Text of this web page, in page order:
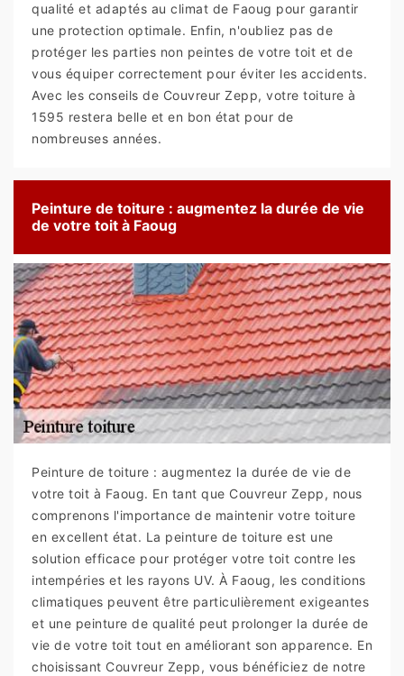
qualité et adaptés au climat de Faoug pour garantir
une protection optimale. Enfin, n'oubliez pas de
protéger les parties non peintes de votre toit et de
vous équiper correctement pour éviter les accidents.
Avec les conseils de Couvreur Zepp, votre toiture à
1595 restera belle et en bon état pour de
nombreuses années.
Peinture de toiture : augmentez la durée de vie
de votre toit à Faoug
Peinture de toiture : augmentez la durée de vie de
votre toit à Faoug. En tant que Couvreur Zepp, nous
comprenons l'importance de maintenir votre toiture
en excellent état. La peinture de toiture est une
solution efficace pour protéger votre toit contre les
intempéries et les rayons UV. À Faoug, les conditions
climatiques peuvent être particulièrement exigeantes
et une peinture de qualité peut prolonger la durée de
vie de votre toit tout en améliorant son apparence. En
choisissant Couvreur Zepp, vous bénéficiez de notre